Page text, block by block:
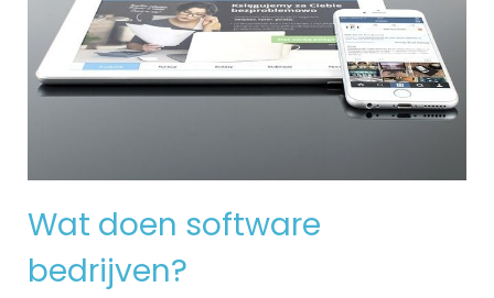
Wat doen software
bedrijven?